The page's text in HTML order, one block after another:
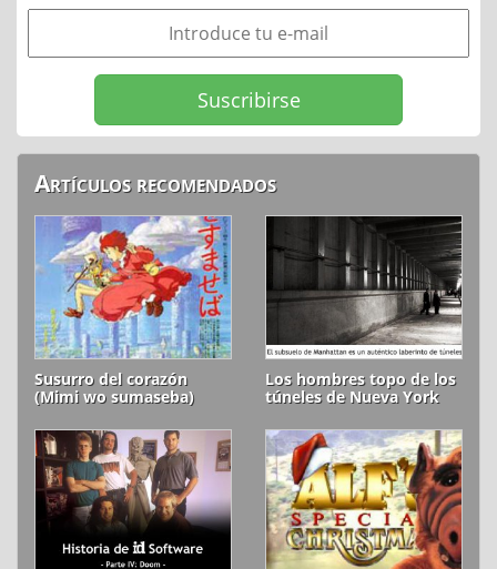
Artículos recomendados
Susurro del corazón
(Mimi wo sumaseba)
Los hombres topo de los
túneles de Nueva York